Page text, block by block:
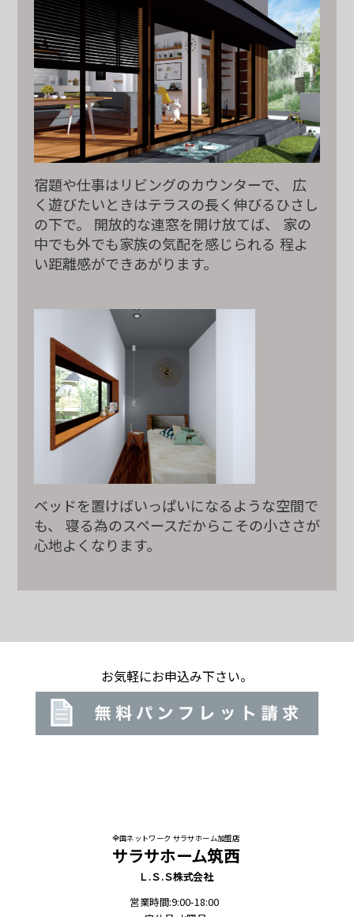
宿題や仕事はリビングのカウンターで、
広
く遊びたいときはテラスの長く伸びるひさし
の下で。 開放的な連窓を開け放てば、
家の
中でも外でも家族の気配を感じられる 程よ
い距離感ができあがります。
ベッドを置けばいっぱいになるような空間で
も、
寝る為のスペースだからこその小ささが
心地よくなります。
お気軽にお申込み下さい。
全国ネットワーク サラサホーム加盟店
サラサホーム筑西
Ｌ.Ｓ.Ｓ株式会社
営業時間:9:00-18:00